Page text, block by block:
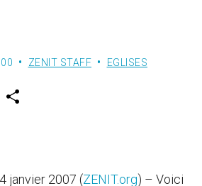
ZENIT STAFF
EGLISES
w
janvier 2007 (ZENIT.org) – Voici